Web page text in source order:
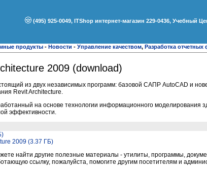
(495) 925-0049, ITShop интернет-магазин 229-0436, Учебный
продукты - Новости - Управление качеством, Разработка
2009 (download)
из двух независимых программ: базовой САПР AutoCAD и
Revit Architecture.
на основе технологии информационного моделирования
эффективности.
2009 (3.37 ГБ)
найти другие полезные материалы - утилиты, программы,
ссылку, пожалуйста, помогите другим посетителям и